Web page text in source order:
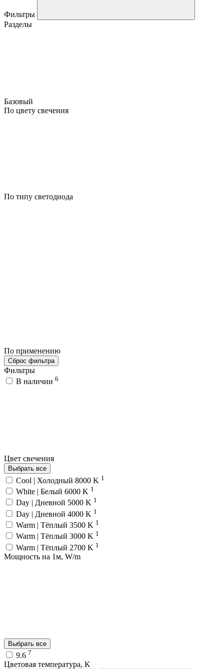
Фильтры
Разделы
Базовый
По цвету свечения
По типу светодиода
По применению
Сброс фильтра
Фильтры
В наличии 6
Цвет свечения
Выбрать все
Cool | Холодный 8000 K 1
White | Белый 6000 K 1
Day | Дневной 5000 K 1
Day | Дневной 4000 K 1
Warm | Тёплый 3500 K 1
Warm | Тёплый 3000 K 1
Warm | Тёплый 2700 K 1
Мощность на 1м, W/m
Выбрать все
9.6 7
Цветовая температура, K